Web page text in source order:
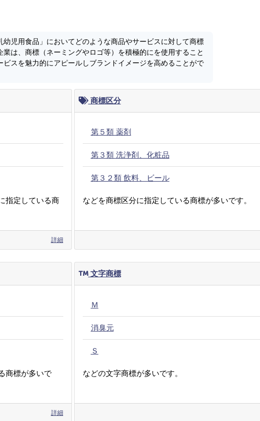
幼児用食品」においてどのような商品やサービスに対して商標
は、商標（ネーミングやロゴ等）を積極的にを使用すること
スを魅力的にアピールしブランドイメージを高めることがで
指定している商
詳細
商標区分
第５類 薬剤
第３類 洗浄剤、化粧品
第３２類 飲料、ビール
などを商標区分に指定している商標が多いです。
商標が多いで
詳細
文字商標
Ｍ
消臭元
Ｓ
などの文字商標が多いです。